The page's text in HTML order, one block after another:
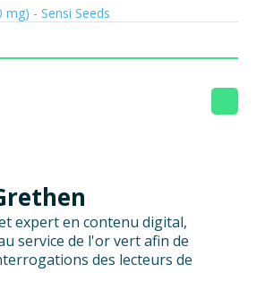
mg) - Sensi Seeds
expert en contenu digital,
service de l'or vert afin de
des lecteurs de